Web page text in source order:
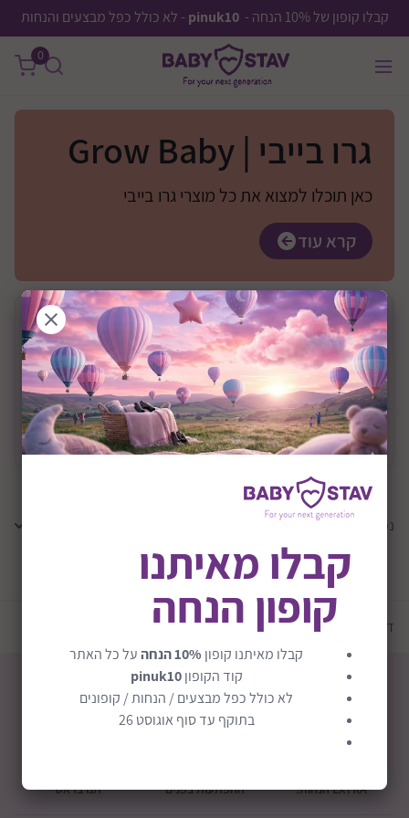
קבלו קופון של 10% הנחה - pinuk10 - לא כולל כפל מבצעים והנחות
0
גרו בייבי | Grow Baby
כאן תוכלו למצוא את כל מוצרי גרו בייבי
קרא עוד
בחריצרן
מחיר 0 ₪
—
0 ₪
משלוח
משלוח חינם
נמצאו תוצאות
טען עוד מוצרים
דף הבית יצרנים גרו בייבי | Grow Baby
EXTRA הנחות! ההפתעות בפנים תנו בראש
קבלו מאיתנו
קופון הנחה
קבלו מאיתנו קופון 10% הנחה
על כל האתר
קוד הקופוןpinuk10
לא כולל כפל מבצעים / הנחות / קופונים
בתוקף עד סוף אוגוסט 26